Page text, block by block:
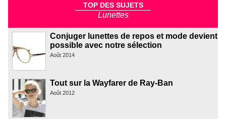
TOP DES SUJETS
Lunettes
Conjuger lunettes de repos et mode devient
possible avec notre sélection
Août 2014
Tout sur la Wayfarer de Ray-Ban
Août 2012